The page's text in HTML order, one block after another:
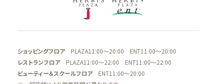
ショッピングフロアPLAZA11:00～20:00 ENT11:00～20:00
レストランフロアPLAZA11:00～22:00 ENT11:00～22:00
ビューティー＆スクールフロアENT11:00～20:00